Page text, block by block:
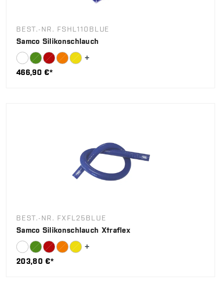
BEST.-NR. FSHL110BLUE
Samco Silikonschlauch
466,90 €*
BEST.-NR. FXFL25BLUE
Samco Silikonschlauch Xtraflex
203,80 €*